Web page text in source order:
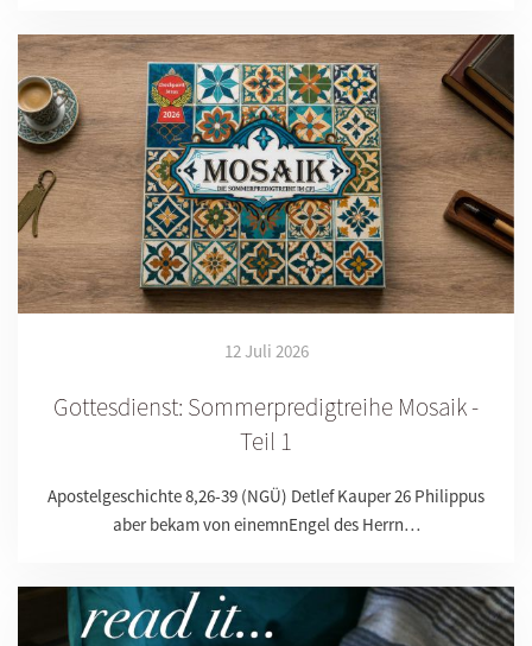
12 Juli 2026
Gottesdienst: Sommerpredigtreihe Mosaik -
Teil 1
Apostelgeschichte 8,26-39 (NGÜ) Detlef Kauper 26 Philippus
aber bekam von einemnEngel des Herrn…